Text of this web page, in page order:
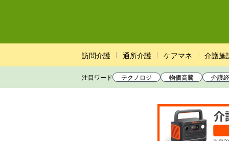
訪問介護 通所介護 ケアマネ 介護施
注目ワード テクノロジ 物価高騰 介護